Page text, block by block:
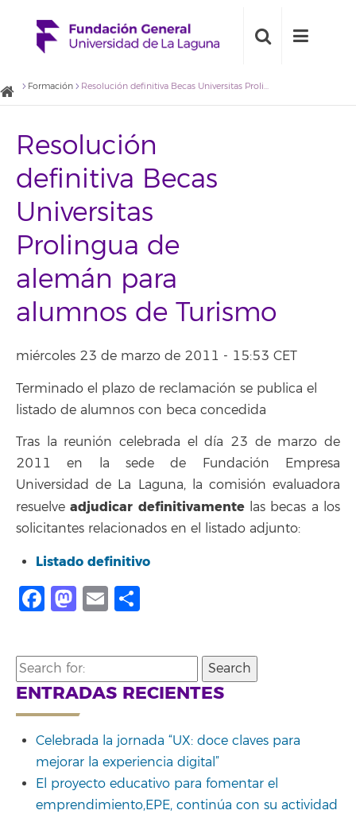
Formación Resolución definitiva Becas Universitas Prolingua de alemán para alumnos de Turismo
Resolución
definitiva Becas
Universitas
Prolingua de
alemán para
alumnos de Turismo
miércoles 23 de marzo de 2011 - 15:53 CET
Terminado el plazo de reclamación se publica el
listado de alumnos con beca concedida
Tras la reunión celebrada el día 23 de marzo de
2011 en la sede de Fundación Empresa
Universidad de La Laguna, la comisión evaluadora
resuelveadjudicar definitivamentelas becas a los
solicitantes relacionados en el listado adjunto:
Listado definitivo
Facebook
Mastodon
Email
Search
for:
ENTRADAS RECIENTES
Celebrada la jornada “UX: doce claves para
mejorar la experiencia digital”
El proyecto educativo para fomentar el
emprendimiento,EPE, continúa con su actividad